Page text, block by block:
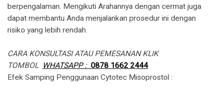
berpengalaman. Mengikuti Arahannya dengan cermat juga
dapat membantu Anda menjalankan prosedur ini dengan
risiko yang lebih rendah.
CARA KONSULTASI ATAU PEMESANAN KLIK
TOMBOL
WHATSAPP : 0878 1662 2444
​Efek Samping Penggunaan Cytotec Misoprostol :